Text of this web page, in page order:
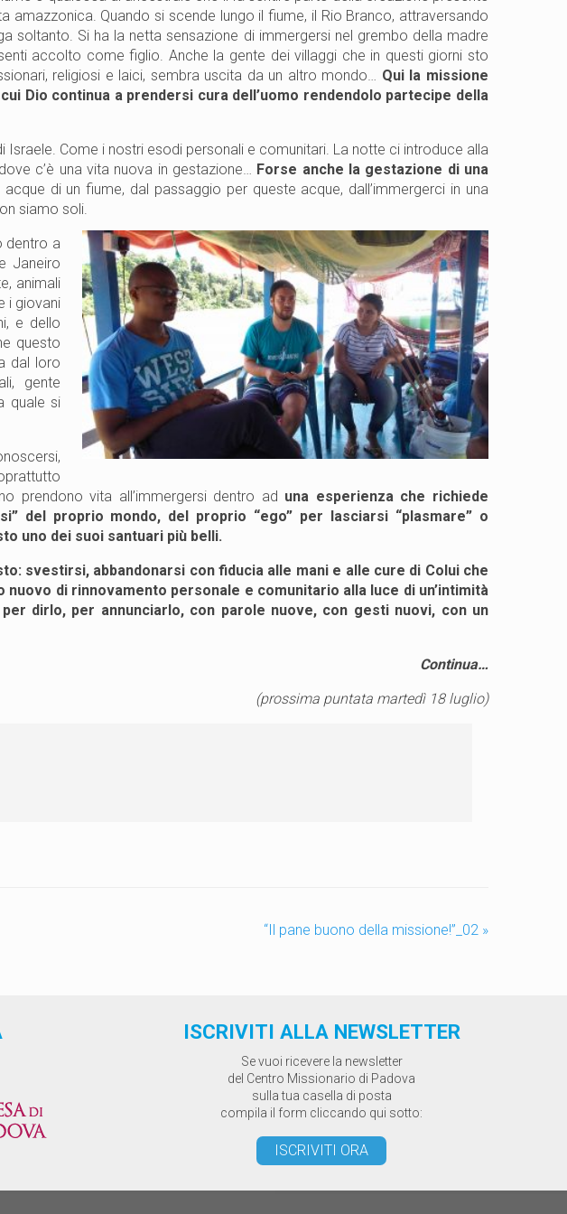
amazzonica. Quando si scende lungo il fiume, il Rio Branco, attraversando
soltanto. Si ha la netta sensazione di immergersi nel grembo della madre
accolto come figlio. Anche la gente dei villaggi che in questi giorni sto
religiosi e laici, sembra uscita da un altro mondo… Qui la missione
Dio continua a prendersi cura dell’uomo rendendolo partecipe della
Israele. Come i nostri esodi personali e comunitari. La notte ci introduce alla
c’è una vita nuova in gestazione… Forse anche la gestazione di una
acque di un fiume, dal passaggio per queste acque, dall’immergerci in una
siamo soli.
dentro a
Janeiro
animali
i giovani
e dello
questo
dal loro
gente
quale si
prendono vita all’immergersi dentro ad una esperienza che richiede
del proprio mondo, del proprio “ego” per lasciarsi “plasmare” o
uno dei suoi santuari più belli.
svestirsi, abbandonarsi con fiducia alle mani e alle cure di Colui che
di rinnovamento personale e comunitario alla luce di un’intimità
dirlo, per annunciarlo, con parole nuove, con gesti nuovi, con un
Continua…
(prossima puntata martedì 18 luglio)
“Il pane buono della missione!”_02 »
ISCRIVITI ALLA NEWSLETTER
Se vuoi ricevere la newsletter
del Centro Missionario di Padova
sulla tua casella di posta
compila il form cliccando qui sotto:
ISCRIVITI ORA